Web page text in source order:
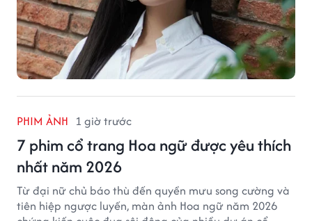
PHIM ẢNH 1 giờ trước
7 phim cổ trang Hoa ngữ được yêu thích
nhất năm 2026
Từ đại nữ chủ báo thù đến quyền mưu song cường và
tiên hiệp ngược luyến, màn ảnh Hoa ngữ năm 2026